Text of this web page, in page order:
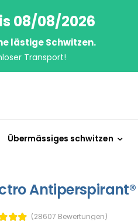
08/08/2026
lästige Schwitzen.
Transport!
Übermässiges schwitzen
Antiperspirant®
(28607 Bewertungen)